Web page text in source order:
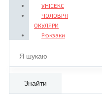
УНІСЕКС
ЧОЛОВІЧІ
ОКУЛЯРИ
Рюкзаки
Знайти